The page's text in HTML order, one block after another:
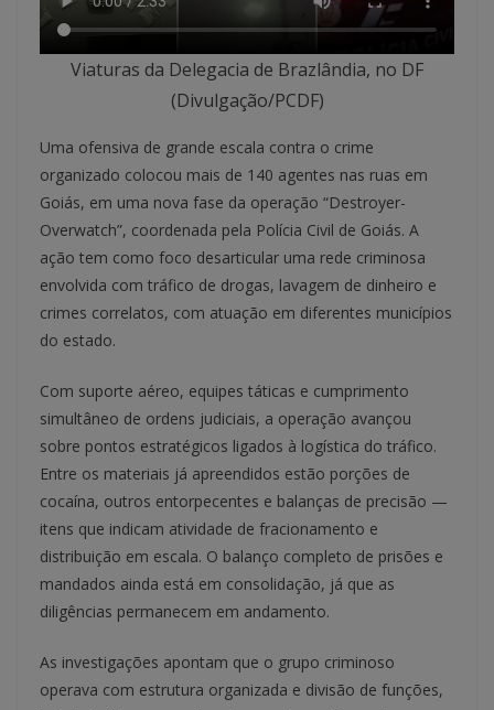
Viaturas da Delegacia de Brazlândia, no DF
(Divulgação/PCDF)
Uma ofensiva de grande escala contra o crime
organizado colocou mais de 140 agentes nas ruas em
Goiás, em uma nova fase da operação “Destroyer-
Overwatch”, coordenada pela Polícia Civil de Goiás. A
ação tem como foco desarticular uma rede criminosa
envolvida com tráfico de drogas, lavagem de dinheiro e
crimes correlatos, com atuação em diferentes municípios
do estado.
Com suporte aéreo, equipes táticas e cumprimento
simultâneo de ordens judiciais, a operação avançou
sobre pontos estratégicos ligados à logística do tráfico.
Entre os materiais já apreendidos estão porções de
cocaína, outros entorpecentes e balanças de precisão —
itens que indicam atividade de fracionamento e
distribuição em escala. O balanço completo de prisões e
mandados ainda está em consolidação, já que as
diligências permanecem em andamento.
As investigações apontam que o grupo criminoso
operava com estrutura organizada e divisão de funções,